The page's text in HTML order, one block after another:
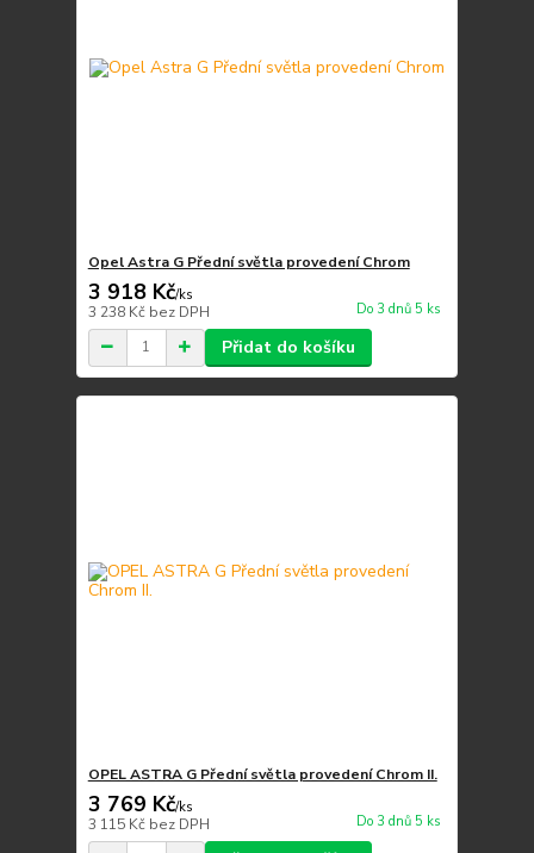
Opel Astra G Přední světla provedení Chrom
3 918 Kč/ks
3 238 Kč bez DPH Do 3 dnů 5 ks
Přidat do košíku
OPEL ASTRA G Přední světla provedení Chrom II.
3 769 Kč/ks
3 115 Kč bez DPH Do 3 dnů 5 ks